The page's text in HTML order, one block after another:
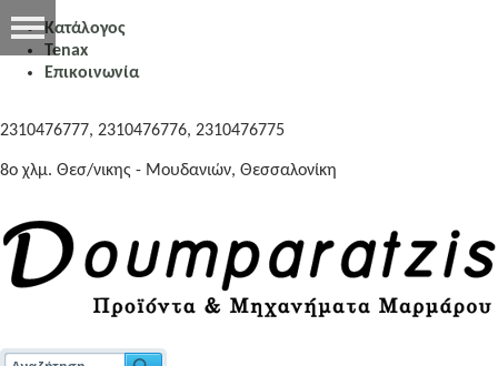
Κατάλογος
Tenax
Επικοινωνία
2310476777, 2310476776, 2310476775
8o χλμ. Θεσ/νικης - Μουδανιών, Θεσσαλονίκη